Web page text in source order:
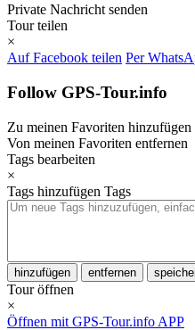
Private Nachricht senden
Tour teilen
×
Auf Facebook teilen Per
Follow GPS-Tour.info
Zu meinen Favoriten hinzufügen
Von meinen Favoriten entfernen
Tags bearbeiten
×
Tags hinzufügen Tags
hinzufügen entfernen
Tour öffnen
×
Öffnen mit GPS-Tour.info APP